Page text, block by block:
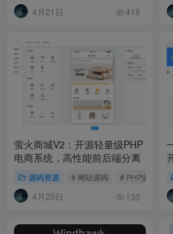
4月21日 418
萤火商城V2：开源轻量级PHP
电商系统，高性能前后端分离
源码资源 # 网站源码 # PHP源码
4月20日 130